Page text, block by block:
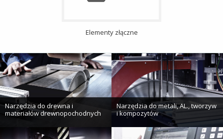
Elementy złączne
Narzędzia do drewna i
materiałów drewnopochodnych
Narzędzia do metali, AL., tworzyw
i kompozytów